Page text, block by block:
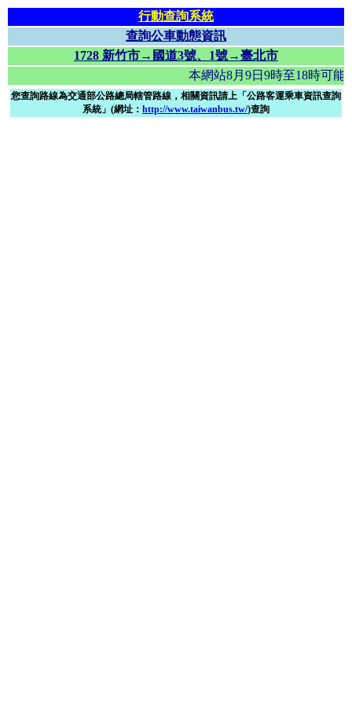
行動查詢系統
查詢公車動態資訊
1728 新竹市→國道3號、1號→臺北市
本網站8月9日9時至18時
您查詢路線為交通部公路總局轄管路線，相關資訊請上「公路客運乘車資訊查詢
系統」(網址： http://www.taiwanbus.tw/)查詢